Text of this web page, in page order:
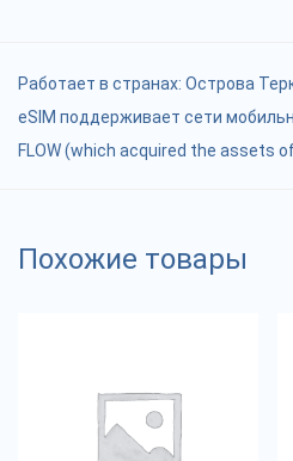
Работает в странах: Острова
eSIM поддерживает сети
FLOW (which acquired the assets
Похожие товары